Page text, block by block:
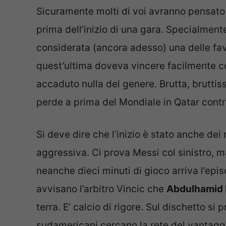
Sicuramente molti di voi avranno
prima dell’inizio di una gara.
considerata (ancora adesso) una delle
quest’ultima doveva vincere facilmente
accaduto nulla del genere. Brutta,
perde a prima del Mondiale in Qatar
Si deve dire che l’inizio è stato anche
aggressiva. Ci prova Messi col sinistro,
neanche dieci minuti di gioco arriva
avvisano l’arbitro Vincic che Abdulhamid
terra. E’ calcio di rigore. Sul dischetto si